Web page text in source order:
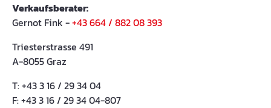
Verkaufsberater:
Gernot Fink -+43 664 / 882 08 393
Triesterstrasse 491
A-8055 Graz
T: +43 3 16 / 29 34 04
F: +43 3 16 / 29 34 04-807